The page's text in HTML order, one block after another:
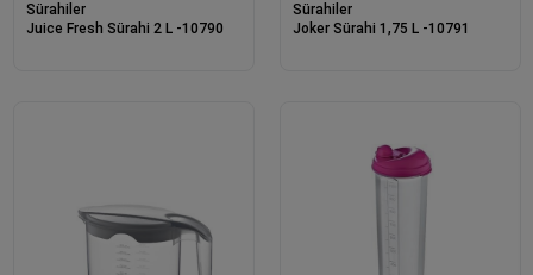
Sürahiler
Juice Fresh Sürahi 2 L -10790
Sürahiler
Joker Sürahi 1,75 L -10791